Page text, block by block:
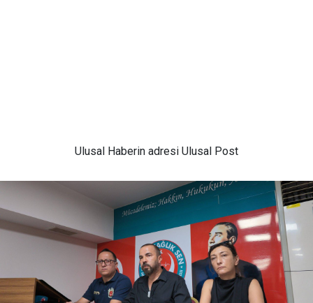
Ulusal Haberin adresi Ulusal Post